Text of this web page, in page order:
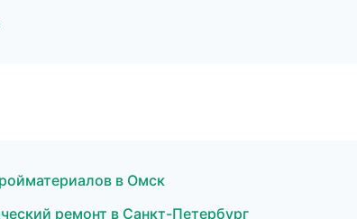
в Омск
ремонт в Санкт-Петербург